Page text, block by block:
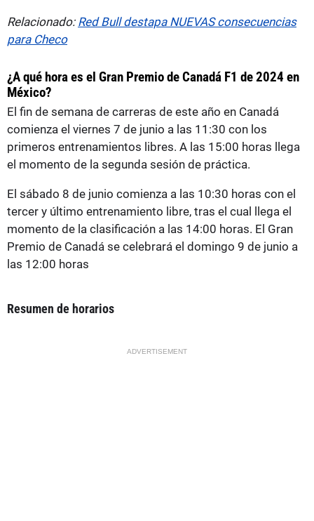
Relacionado: Red Bull destapa NUEVAS consecuencias
para Checo
¿A qué hora es el Gran Premio de Canadá F1 de 2024 en
México?
El fin de semana de carreras de este año en Canadá
comienza el viernes 7 de junio a las 11:30 con los
primeros entrenamientos libres. A las 15:00 horas llega
el momento de la segunda sesión de práctica.
El sábado 8 de junio comienza a las 10:30 horas con el
tercer y último entrenamiento libre, tras el cual llega el
momento de la clasificación a las 14:00 horas. El Gran
Premio de Canadá se celebrará el domingo 9 de junio a
las 12:00 horas
Resumen de horarios
ADVERTISEMENT